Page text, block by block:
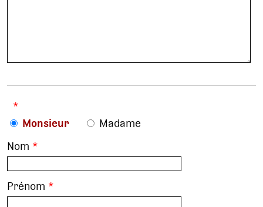
*
Monsieur
Madame
Nom *
Prénom *